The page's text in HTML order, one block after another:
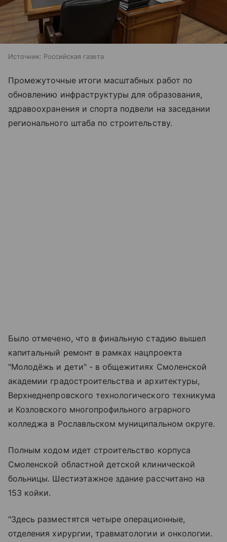
Источник: Российская газета
Промежуточные итоги масштабных работ по
обновлению инфраструктуры для образования,
здравоохранения и спорта подвели на заседании
регионального штаба по строительству.
Было отмечено, что в финальную стадию вышел
капитальный ремонт в рамках нацпроекта
"Молодёжь и дети" - в общежитиях Смоленской
академии градостроительства и архитектуры,
Верхнеднепровского технологического техникума
и Козловского многопрофильного аграрного
колледжа в Рославльском муниципальном округе.
Полным ходом идет строительство корпуса
Смоленской областной детской клинической
больницы. Шестиэтажное здание рассчитано на
153 койки.
"Здесь разместятся четыре операционные,
отделения хирургии, травматологии и онкологии.